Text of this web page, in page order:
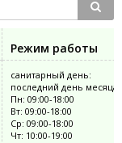
Режим работы
санитарный день:
последний день месяца
Пн: 09:00-18:00
Вт: 09:00-18:00
Ср: 09:00-18:00
Чт: 10:00-19:00